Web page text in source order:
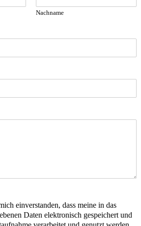
Nachname
einverstanden, dass meine in das
Daten elektronisch gespeichert und